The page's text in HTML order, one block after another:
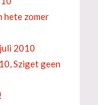
hete zomer
2010
Sziget geen